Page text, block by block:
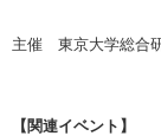
主催 東京大学総合
【関連イベント】